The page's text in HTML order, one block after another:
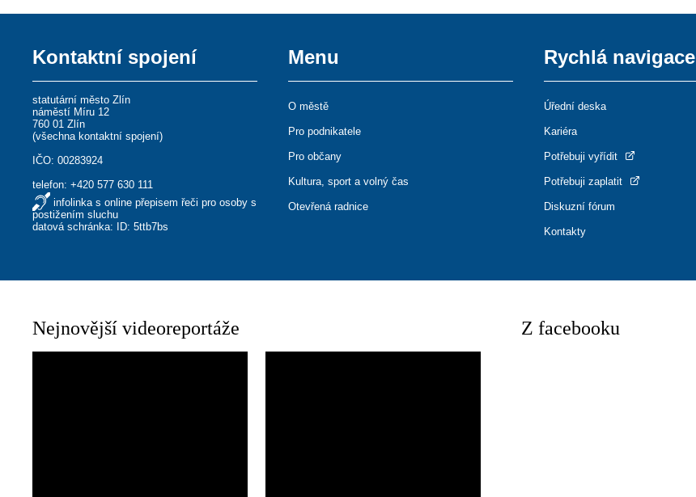
Kontaktní spojení
statutární město Zlín
náměstí Míru 12
760 01 Zlín
(všechna kontaktní spojení)
IČO: 00283924
telefon:+420 577 630 111
infolinka s online přepisem řeči pro osoby s
postižením sluchu
datová schránka: ID: 5ttb7bs
Menu
O městě
Pro podnikatele
Pro občany
Kultura, sport a volný čas
Otevřená radnice
Rychlá navigace
Úřední deska
Kariéra
Potřebuji vyřídit
Potřebuji zaplatit
Diskuzní fórum
Kontakty
Nejnovější videoreportáže Z facebooku